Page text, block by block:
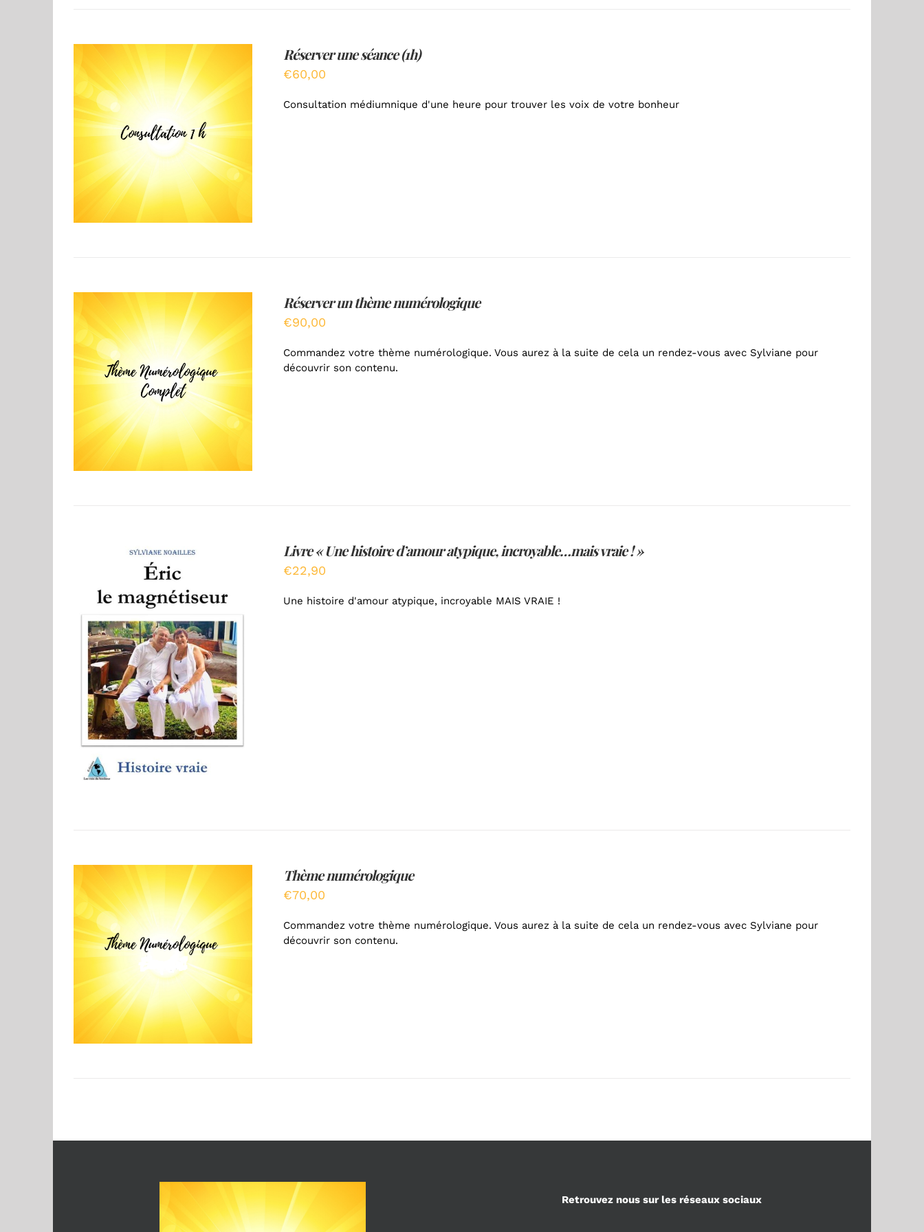
AJOUTER AU PANIER
/
DÉTAILS
Réserver une séance (1h)
€60,00
Consultation médiumnique d'une heure pour trouver les voix de votre bonheur
AJOUTER AU PANIER
/
DÉTAILS
Réserver un thème numérologique
€90,00
Commandez votre thème numérologique. Vous aurez à la suite de cela un rendez-vous avec Sylviane pour
découvrir son contenu.
AJOUTER AU PANIER
/
DÉTAILS
Livre « Une histoire d’amour atypique, incroyable…mais vraie ! »
€22,90
Une histoire d'amour atypique, incroyable MAIS VRAIE !
AJOUTER AU PANIER
/
DÉTAILS
Thème numérologique
€70,00
Commandez votre thème numérologique. Vous aurez à la suite de cela un rendez-vous avec Sylviane pour
découvrir son contenu.
Retrouvez nous sur les réseaux sociaux